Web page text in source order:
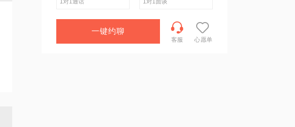
1对1通话
1对1面谈
一键约聊
客服 心愿单